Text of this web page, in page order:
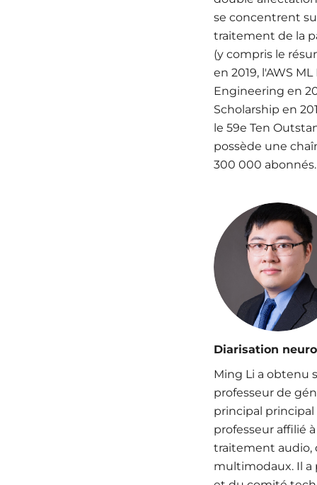
se concentrent
traitement de la
(y compris le
en 2019, l'AWS
Engineering en
Scholarship en
le 59e Ten
possède une
300 000 abonnés.
Diarisation
Ming Li a obtenu
professeur de
principal
professeur affilié
traitement audio,
multimodaux. Il a